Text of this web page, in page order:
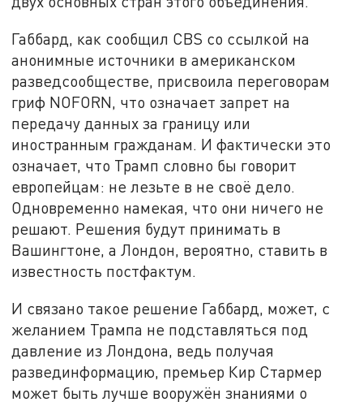
Габбард, как сообщил CBS со ссылкой на
анонимные источники в американском
разведсообществе, присвоила переговорам
гриф NOFORN, что означает запрет на
передачу данных за границу или
иностранным гражданам. И фактически это
означает, что Трамп словно бы говорит
европейцам: не лезьте в не своё дело.
Одновременно намекая, что они ничего не
решают. Решения будут принимать в
Вашингтоне, а Лондон, вероятно, ставить в
известность постфактум.
И связано такое решение Габбард, может, с
желанием Трампа не подставляться под
давление из Лондона, ведь получая
развединформацию, премьер Кир Стармер
может быть лучше вооружён знаниями о